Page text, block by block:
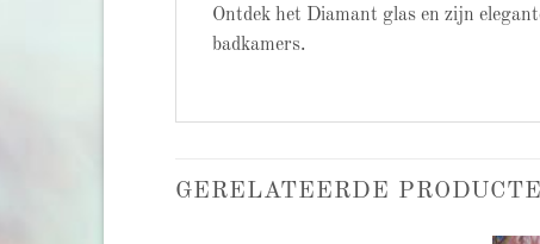
Ontdek het Diamant glas en zijn
badkamers.
GERELATEERDE